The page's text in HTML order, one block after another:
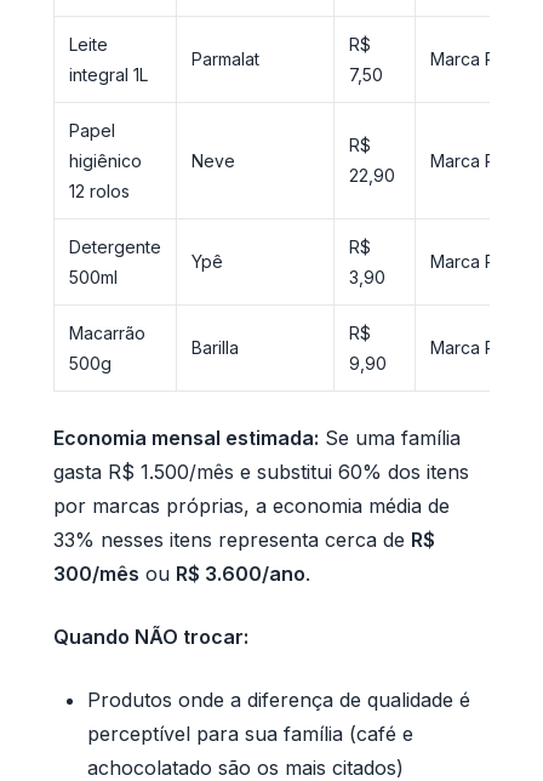
Leite
integral 1L
Parmalat
R$
7,50
Marca Própria
Papel
higiênico
12 rolos
Neve
R$
22,90
Marca Própria
Detergente
500ml
Ypê
R$
3,90
Marca Própria
Macarrão
500g
Barilla
R$
9,90
Marca Própria
Economia mensal estimada: Se uma família
gasta R$ 1.500/mês e substitui 60% dos itens
por marcas próprias, a economia média de
33% nesses itens representa cerca de R$
300/mês ou R$ 3.600/ano.
Quando NÃO trocar:
Produtos onde a diferença de qualidade é
perceptível para sua família (café e
achocolatado são os mais citados)